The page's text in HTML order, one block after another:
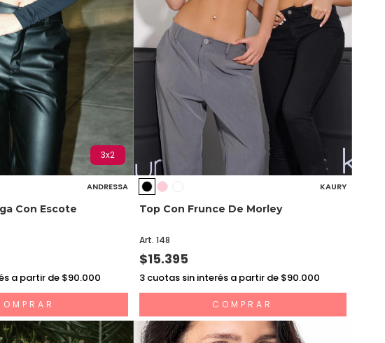
3x2
ANDRESSA
Con Escote
a partir de $90.000
KAURY
Top Con Frunce De Morley
Art. 148
$15.395
3 cuotas sin interés a partir de $90.000
COMPRAR